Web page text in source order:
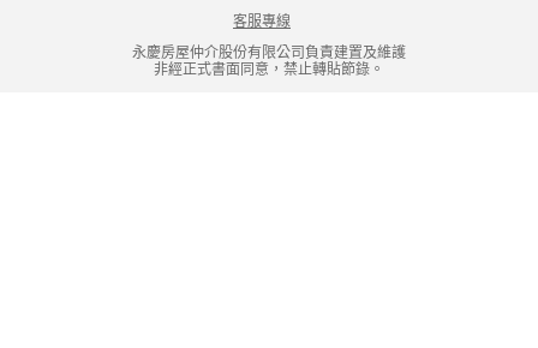
客服專線
永慶房屋仲介股份有限公司負責建置及維護
非經正式書面同意，禁止轉貼節錄。